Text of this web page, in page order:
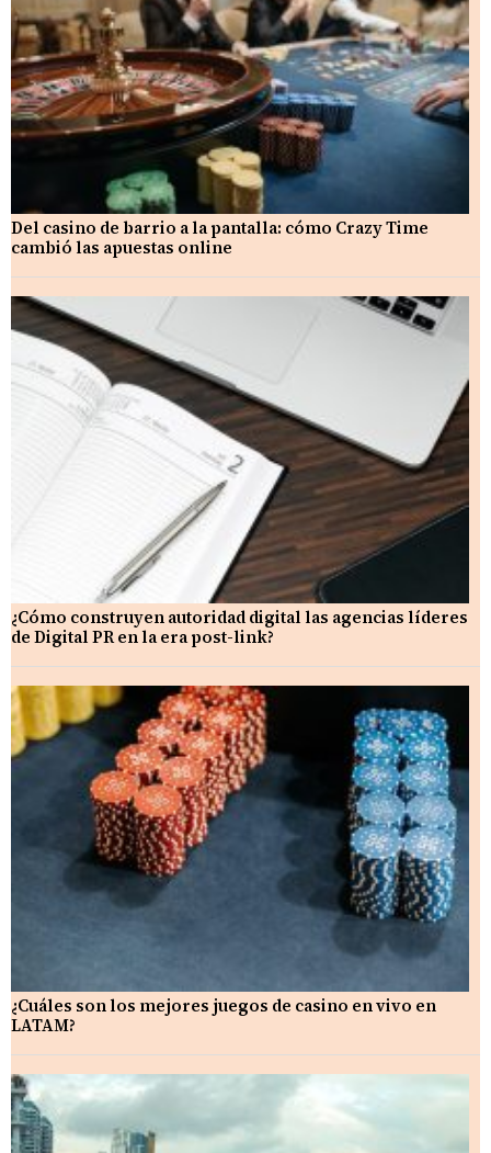
Del casino de barrio a la pantalla: cómo Crazy Time
cambió las apuestas online
¿Cómo construyen autoridad digital las agencias líderes
de Digital PR en la era post-link?
¿Cuáles son los mejores juegos de casino en vivo en
LATAM?